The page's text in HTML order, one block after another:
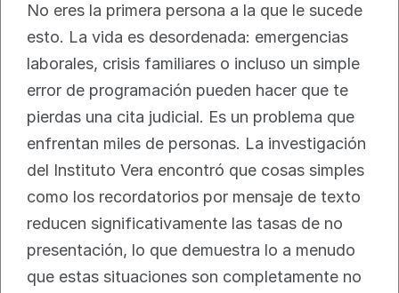
No eres la primera persona a la que le sucede
esto. La vida es desordenada: emergencias
laborales, crisis familiares o incluso un simple
error de programación pueden hacer que te
pierdas una cita judicial. Es un problema que
enfrentan miles de personas. La investigación
del Instituto Vera encontró que cosas simples
como los recordatorios por mensaje de texto
reducen significativamente las tasas de no
presentación, lo que demuestra lo a menudo
que estas situaciones son completamente no